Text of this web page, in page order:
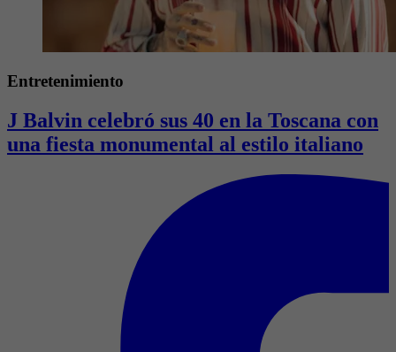
Entretenimiento
J Balvin celebró sus 40 en la Toscana con
una fiesta monumental al estilo italiano